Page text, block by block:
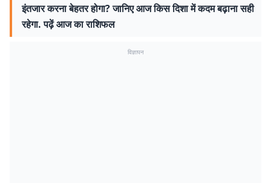
इंतजार करना बेहतर होगा? जानिए आज किस दिशा में कदम बढ़ाना सही
रहेगा. पढ़ें आज का राशिफल
विज्ञापन